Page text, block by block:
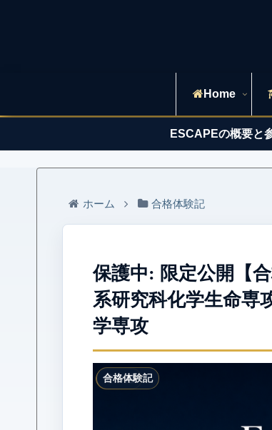
Home
ESCAPEの概要と
ホーム 合格体験記
保護中: 限定公開【
系研究科化学生命専
学専攻
合格体験記